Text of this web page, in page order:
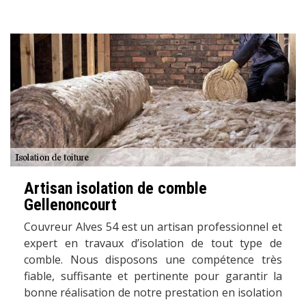
Artisan isolation de comble
Gellenoncourt
Couvreur Alves 54 est un artisan professionnel et
expert en travaux d’isolation de tout type de
comble. Nous disposons une compétence très
fiable, suffisante et pertinente pour garantir la
bonne réalisation de notre prestation en isolation